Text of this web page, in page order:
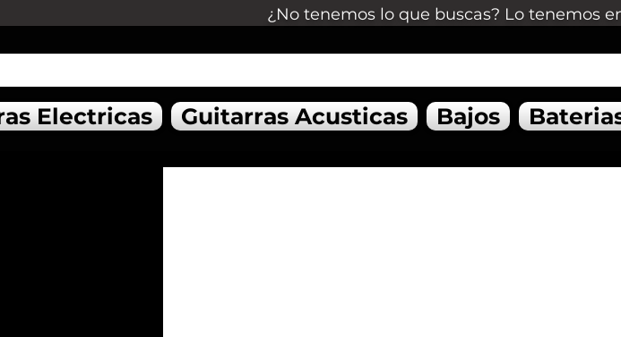
¿No tenemos lo que buscas? Lo tenemos
Electricas Guitarras Acusticas Bajos